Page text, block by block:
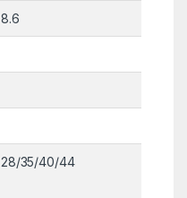
8.6
28/35/40/44